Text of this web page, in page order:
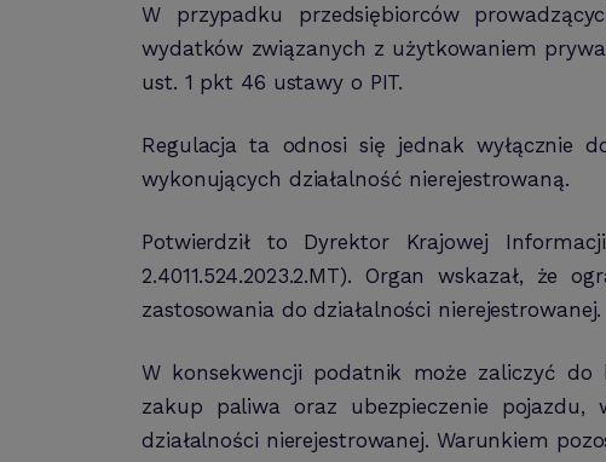
W przypadku przedsiębiorców
wydatków związanych z użytkowaniem
ust. 1 pkt 46 ustawy o PIT.
Regulacja ta odnosi się jednak wyłącznie
wykonujących działalność nierejestrowaną.
Potwierdził to Dyrektor Krajowej
2.4011.524.2023.2.MT). Organ wskazał,
zastosowania do działalności nierejestrowanej.
W konsekwencji podatnik może zaliczyć
zakup paliwa oraz ubezpieczenie
działalności nierejestrowanej. Warunkiem